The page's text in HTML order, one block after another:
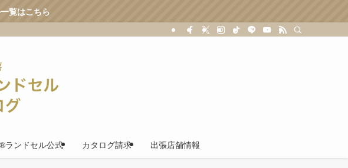
覧はこちら
ランドセル公式 カタログ請求 出張店舗情報